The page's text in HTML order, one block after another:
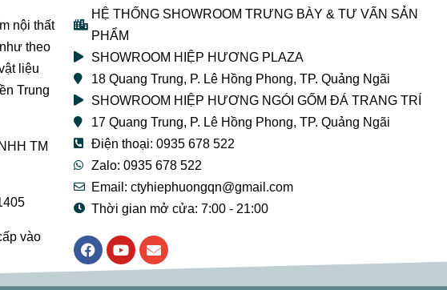
nội thất
theo
liệu
Trung
TM
vào
HỆ THỐNG SHOWROOM TRƯNG BÀY & TƯ VẤN SẢN
PHẨM
SHOWROOM HIỆP HƯƠNG PLAZA
18 Quang Trung, P. Lê Hồng Phong, TP. Quảng Ngãi
SHOWROOM HIỆP HƯƠNG NGÓI GỐM ĐÁ TRANG TRÍ
17 Quang Trung, P. Lê Hồng Phong, TP. Quảng Ngãi
Điện thoại: 0935 678 522
Zalo: 0935 678 522
Email: ctyhiephuongqn@gmail.com
Thời gian mở cửa: 7:00 - 21:00
F
a
c
e
Y
o
u
t
E
n
v
e